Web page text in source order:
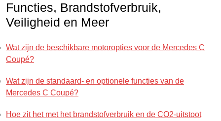
Functies, Brandstofverbruik,
Veiligheid en Meer
Wat zijn de beschikbare motoropties voor de Mercedes C
Coupé?
Wat zijn de standaard- en optionele functies van de
Mercedes C Coupé?
Hoe zit het met het brandstofverbruik en de CO2-uitstoot